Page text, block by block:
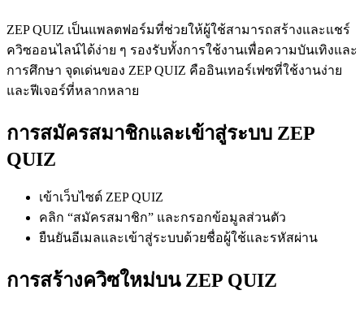
ZEP QUIZ เป็นแพลตฟอร์มที่ช่วยให้ผู้ใช้สามารถสร้างและแชร์
ควิซออนไลน์ได้ง่าย ๆ รองรับทั้งการใช้งานเพื่อความบันเทิงและ
การศึกษา จุดเด่นของ ZEP QUIZ คืออินเทอร์เฟซที่ใช้งานง่าย
และฟีเจอร์ที่หลากหลาย
การสมัครสมาชิกและเข้าสู่ระบบ ZEP
QUIZ
เข้าเว็บไซต์ ZEP QUIZ
คลิก “สมัครสมาชิก” และกรอกข้อมูลส่วนตัว
ยืนยันอีเมลและเข้าสู่ระบบด้วยชื่อผู้ใช้และรหัสผ่าน
การสร้างควิซใหม่บน ZEP QUIZ